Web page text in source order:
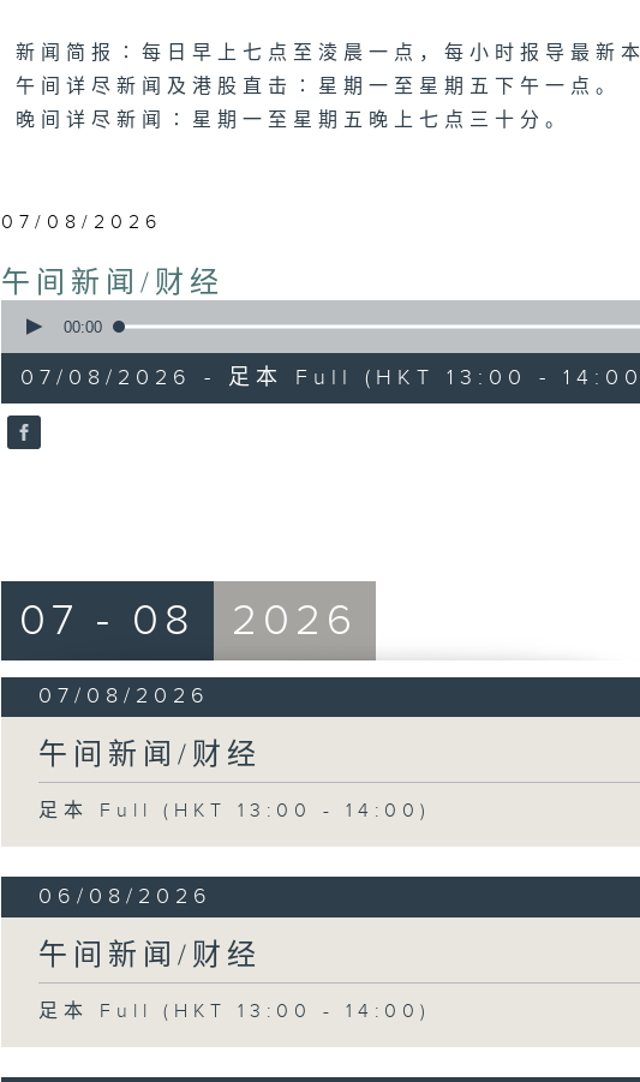
新闻简报∶每日早上七点至淩晨一点，每小时报导最新
午间详尽新闻及港股直击∶星期一至星期五下午一点。
晚间详尽新闻∶星期一至星期五晚上七点三十分。
07/08/2026
午间新闻/财经
seconds
hour,
0
seconds
90%
00:00
07/08/2026 - 足本 Full (HKT 13:00 -
07 - 08 2026
07/08/2026
午间新闻/财经
足本 Full (HKT 13:00 - 14:00)
06/08/2026
午间新闻/财经
足本 Full (HKT 13:00 - 14:00)